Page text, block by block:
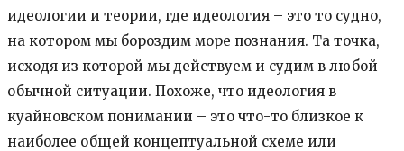
идеологии и теории, где идеология – это то судно,
на котором мы бороздим море познания. Та точка,
исходя из которой мы действуем и судим в любой
обычной ситуации. Похоже, что идеология в
куайновском понимании – это что-то близкое к
наиболее общей концептуальной схеме или